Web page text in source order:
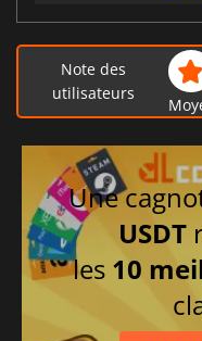
Note des
utilisateurs
Une
USDT
les 10